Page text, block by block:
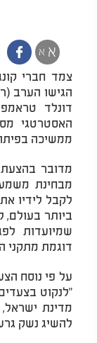
א א
צמד חברי
הגישו הערב
דונלד
האסטרטגי
ממשיכה
מדובר בהצעת
מבחינת
לקבל לידיו
ביותר בעולם,
שמיועדות
דוגמת מתקני
על פי נוסח
"לנקוט
מדינת
להשיג נשק